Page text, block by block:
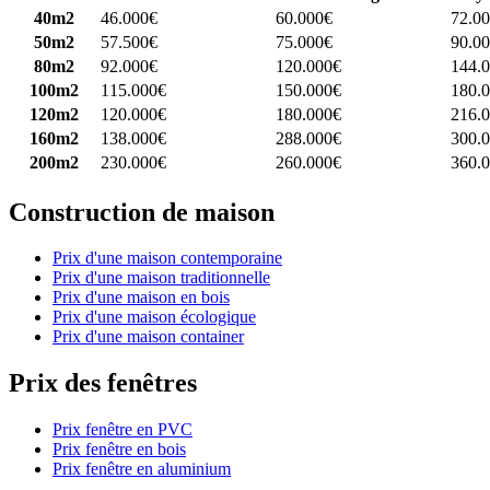
40m2
46.000€ 60.000€
50m2
57.500€ 75.000€
80m2
92.000€ 120.000€
100m2
115.000€ 150.000€
120m2
120.000€ 180.000€
160m2
138.000€ 288.000€
200m2
230.000€ 260.000€
Construction de maison
Prix d'une maison contemporaine
Prix d'une maison traditionnelle
Prix d'une maison en bois
Prix d'une maison écologique
Prix d'une maison container
Prix des fenêtres
Prix fenêtre en PVC
Prix fenêtre en bois
Prix fenêtre en aluminium